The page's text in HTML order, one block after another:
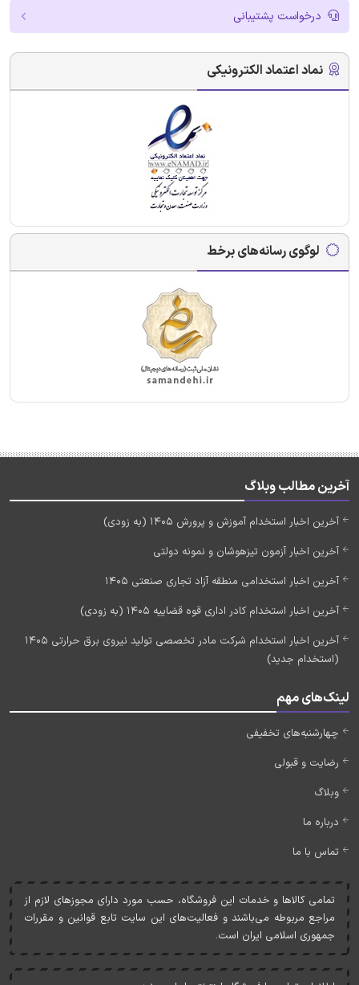
درخواست پشتیبانی
نماد اعتماد الکترونیکی
لوگوی رسانه‌های برخط
آخرین مطالب وبلاگ
آخرین اخبار استخدام آموزش و پرورش 1405 (به زودی)
آخرین اخبار آزمون تیزهوشان و نمونه دولتی
آخرین اخبار استخدامی منطقه آزاد تجاری صنعتی 1405
آخرین اخبار استخدام کادر اداری قوه قضاییه 1405 (به زودی)
آخرین اخبار استخدام شرکت مادر تخصصی تولید نیروی برق حرارتی 1405
(استخدام جدید)
لینک‌های مهم
چهارشنبه‌های تخفیفی
رضایت و قبولی
وبلاگ
درباره ما
تماس با ما
تمامی کالاها و خدمات اين فروشگاه، حسب مورد دارای مجوزهای لازم از
مراجع مربوطه می‌باشند و فعاليت‌های اين سايت تابع قوانين و مقررات
جمهوری اسلامی ايران است.